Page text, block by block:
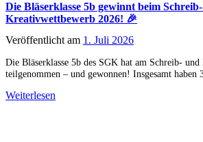
Die Bläserklasse 5b gewinnt beim
Kreativwettbewerb 2026! 🎉
Veröffentlicht am 1. Juli 2026
Die Bläserklasse 5b des SGK hat am Schreib-
teilgenommen – und gewonnen! Insgesamt haben
Weiterlesen